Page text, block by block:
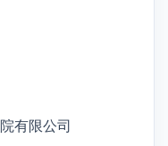
有限公司